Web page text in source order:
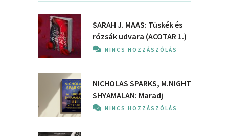
SARAH J. MAAS: Tüskék és
rózsák udvara (ACOTAR 1.)
NINCS HOZZÁSZÓLÁS
NICHOLAS SPARKS, M.NIGHT
SHYAMALAN: Maradj
NINCS HOZZÁSZÓLÁS